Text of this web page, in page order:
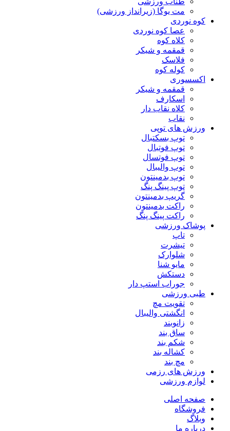
مت یوگا (زیرانداز ورزشی)
کوه نوردی
عصا کوه نوردی
کلاه کوه
قمقمه و شیکر
فلاسک
کوله کوه
اکسسوری
قمقمه و شیکر
اسکارف
کلاه نقاب دار
نقاب
ورزش های توپی
توپ بسکتبال
توپ فوتبال
توپ فوتسال
توپ والیبال
توپ بدمینتون
توپ پینگ پنگ
گریپ بدمینتون
راکت بدمینتون
راکت پینگ پنگ
پوشاک ورزشی
تاپ
تیشرت
شلوارک
مایو شنا
دستکش
جوراب استپ دار
طبی ورزشی
تقویت مچ
انگشتی واليبال
زانوبند
ساق بند
شکم بند
کشاله بند
مچ بند
ورزش های رزمی
لوازم ورزشی
صفحه اصلی
فروشگاه
وبلاگ
درباره ما